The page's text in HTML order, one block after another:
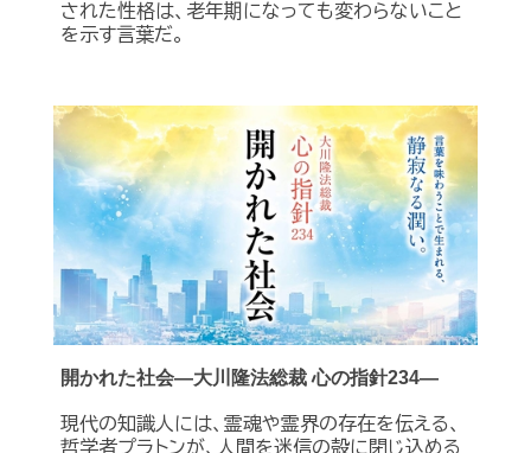
された性格は、老年期になっても変わらないこと
を示す言葉だ。
開かれた社会―大川隆法総裁 心の指針234―
現代の知識人には、霊魂や霊界の存在を伝える、
哲学者プラトンが、人間を迷信の殻に閉じ込める